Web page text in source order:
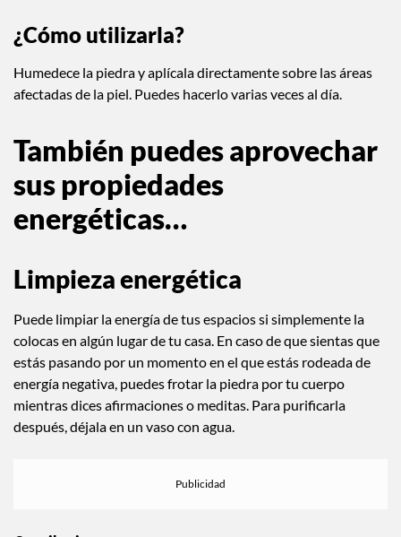
¿Cómo utilizarla?
Humedece la piedra y aplícala directamente sobre las áreas
afectadas de la piel. Puedes hacerlo varias veces al día.
También puedes aprovechar
sus propiedades
energéticas…
Limpieza energética
Puede limpiar la energía de tus espacios si simplemente la
colocas en algún lugar de tu casa. En caso de que sientas que
estás pasando por un momento en el que estás rodeada de
energía negativa, puedes frotar la piedra por tu cuerpo
mientras dices afirmaciones o meditas. Para purificarla
después, déjala en un vaso con agua.